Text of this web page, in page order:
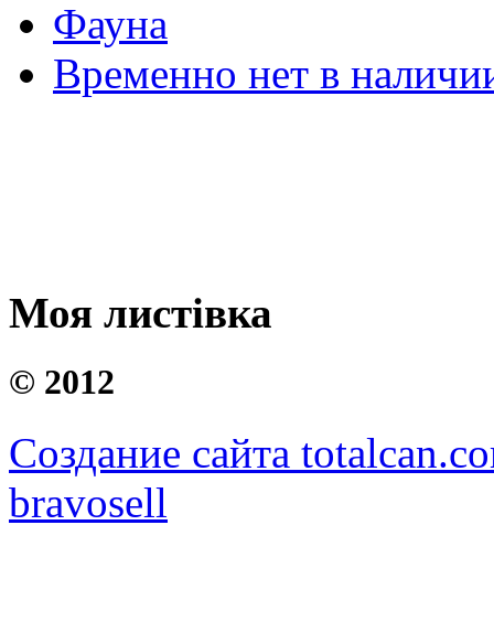
Фауна
Временно нет в
Моя листівка
© 2012
Создание сайта
bravosell